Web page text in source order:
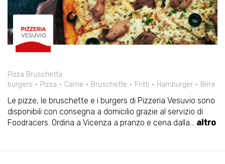
Pizza Bruschetta
burgers
Pizza Carne Bruschette Fritti Hamburger Birre
Le pizze, le bruschette e i burgers di Pizzeria Vesuvio sono
disponibili con consegna a domicilio grazie al servizio di
Foodracers. Ordina a Vicenza a pranzo e cena dalla... altro